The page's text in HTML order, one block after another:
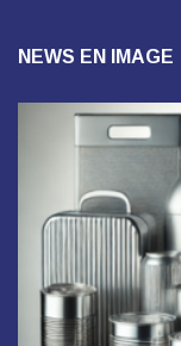
NEWS EN IMAGE